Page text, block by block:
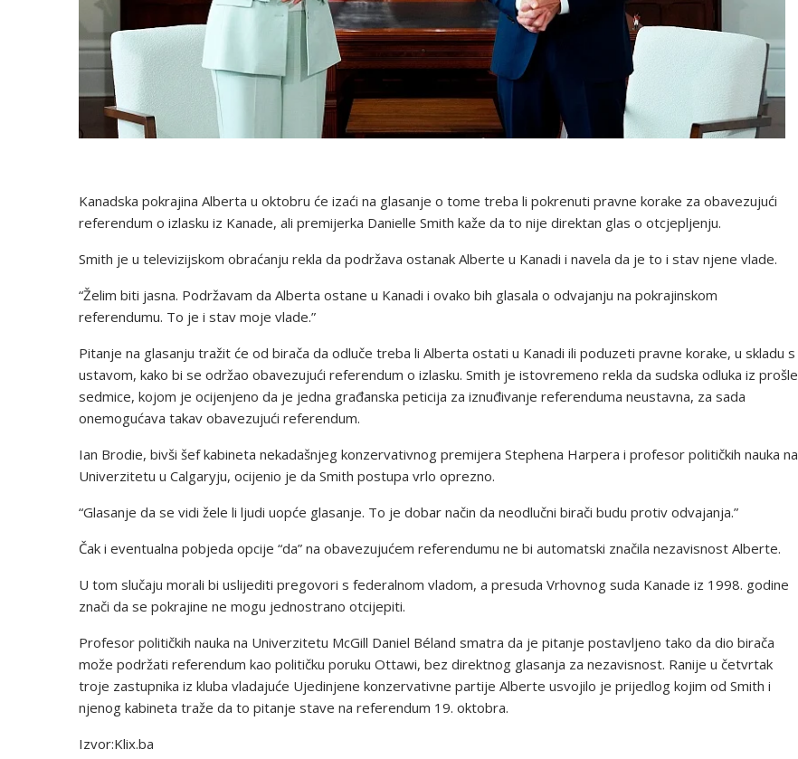
Kanadska pokrajina Alberta u oktobru će izaći na glasanje o tome treba li pokrenuti pravne korake za obavezujući
referendum o izlasku iz Kanade, ali premijerka Danielle Smith kaže da to nije direktan glas o otcjepljenju.
Smith je u televizijskom obraćanju rekla da podržava ostanak Alberte u Kanadi i navela da je to i stav njene vlade.
“Želim biti jasna. Podržavam da Alberta ostane u Kanadi i ovako bih glasala o odvajanju na pokrajinskom
referendumu. To je i stav moje vlade.”
Pitanje na glasanju tražit će od birača da odluče treba li Alberta ostati u Kanadi ili poduzeti pravne korake, u skladu s
ustavom, kako bi se održao obavezujući referendum o izlasku. Smith je istovremeno rekla da sudska odluka iz prošle
sedmice, kojom je ocijenjeno da je jedna građanska peticija za iznuđivanje referenduma neustavna, za sada
onemogućava takav obavezujući referendum.
Ian Brodie, bivši šef kabineta nekadašnjeg konzervativnog premijera Stephena Harpera i profesor političkih nauka na
Univerzitetu u Calgaryju, ocijenio je da Smith postupa vrlo oprezno.
“Glasanje da se vidi žele li ljudi uopće glasanje. To je dobar način da neodlučni birači budu protiv odvajanja.”
Čak i eventualna pobjeda opcije “da” na obavezujućem referendumu ne bi automatski značila nezavisnost Alberte.
U tom slučaju morali bi uslijediti pregovori s federalnom vladom, a presuda Vrhovnog suda Kanade iz 1998. godine
znači da se pokrajine ne mogu jednostrano otcijepiti.
Profesor političkih nauka na Univerzitetu McGill Daniel Béland smatra da je pitanje postavljeno tako da dio birača
može podržati referendum kao političku poruku Ottawi, bez direktnog glasanja za nezavisnost. Ranije u četvrtak
troje zastupnika iz kluba vladajuće Ujedinjene konzervativne partije Alberte usvojilo je prijedlog kojim od Smith i
njenog kabineta traže da to pitanje stave na referendum 19. oktobra.
Izvor:Klix.ba